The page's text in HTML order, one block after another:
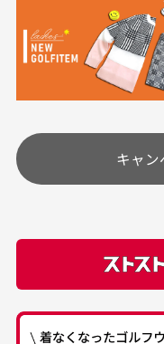
30代女性
高価なブルゾン
高価なブルゾンがお
購入できました。状
最高でした。
ご注文下さいま
定休日はありま
土.日.祝日は定休
その他の休日に
頂きます。
カートの有効
は自動的にカー
ユーズド商品の特
すが、におい（煙
り、柔軟剤等)が
付属品について
付属品の記載につ
ある場合もござい
キャン